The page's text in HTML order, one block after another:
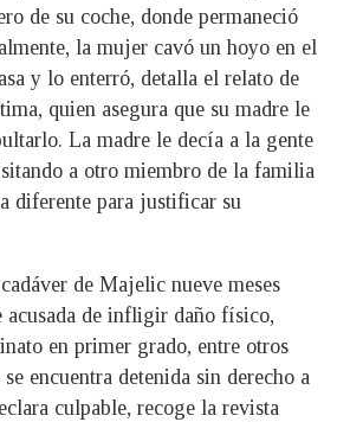
de su coche, donde permaneció
la mujer cavó un hoyo en el
y lo enterró, detalla el relato de
quien asegura que su madre le
La madre le decía a la gente
a otro miembro de la familia
diferente para justificar su
de Majelic nueve meses
acusada de infligir daño físico,
en primer grado, entre otros
encuentra detenida sin derecho a
culpable, recoge la revista